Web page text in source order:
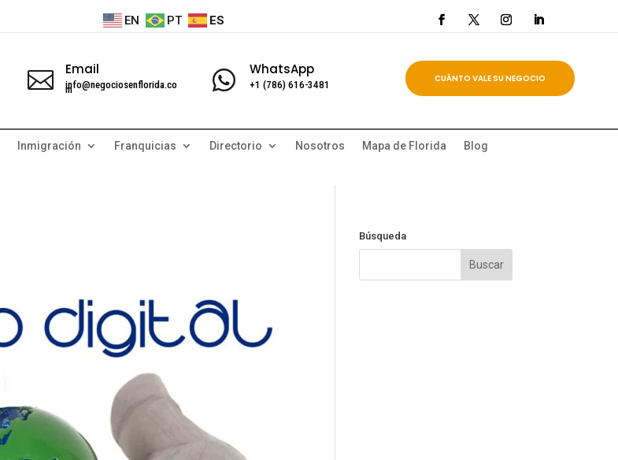
EN PT ES
 Email
info@negociosenflorida.co
m  WhatsApp
+1 (786) 616-3481
CUÁNTO VALE SU NEGOCIO
Inmigración Franquicias Directorio Nosotros Mapa de Florida
Blog
Búsqueda